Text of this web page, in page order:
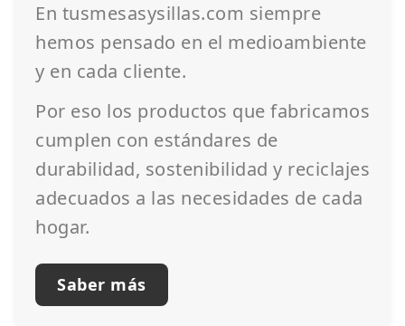
En tusmesasysillas.com siempre
hemos pensado en el medioambiente
y en cada cliente.
Por eso los productos que fabricamos
cumplen con estándares de
durabilidad, sostenibilidad y reciclajes
adecuados a las necesidades de cada
hogar.
Saber más